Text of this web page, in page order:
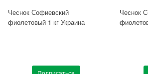
Чеснок Софиевский
фиолетовый 1 кг Украина
Чеснок